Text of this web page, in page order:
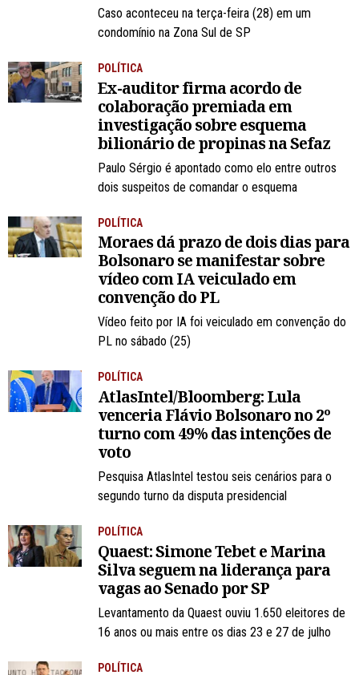
Caso aconteceu na terça-feira (28) em um
condomínio na Zona Sul de SP
POLÍTICA
Ex-auditor firma acordo de
colaboração premiada em
investigação sobre esquema
bilionário de propinas na Sefaz
Paulo Sérgio é apontado como elo entre outros
dois suspeitos de comandar o esquema
POLÍTICA
Moraes dá prazo de dois dias para
Bolsonaro se manifestar sobre
vídeo com IA veiculado em
convenção do PL
Vídeo feito por IA foi veiculado em convenção do
PL no sábado (25)
POLÍTICA
AtlasIntel/Bloomberg: Lula
venceria Flávio Bolsonaro no 2º
turno com 49% das intenções de
voto
Pesquisa AtlasIntel testou seis cenários para o
segundo turno da disputa presidencial
POLÍTICA
Quaest: Simone Tebet e Marina
Silva seguem na liderança para
vagas ao Senado por SP
Levantamento da Quaest ouviu 1.650 eleitores de
16 anos ou mais entre os dias 23 e 27 de julho
POLÍTICA